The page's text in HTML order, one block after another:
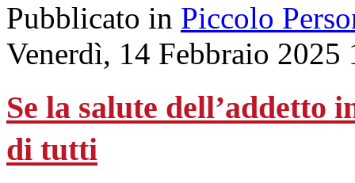
Pubblicato in Piccolo
Venerdì, 14 Febbraio 2025
Se la salute dell’addetto
di tutti